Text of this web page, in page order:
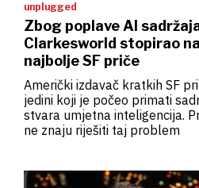
unplugged
Zbog poplave AI
Clarkesworld stopirao
najbolje SF priče
Američki izdavač kratkih SF
jedini koji je počeo primati
stvara umjetna inteligencija.
ne znaju riješiti taj problem